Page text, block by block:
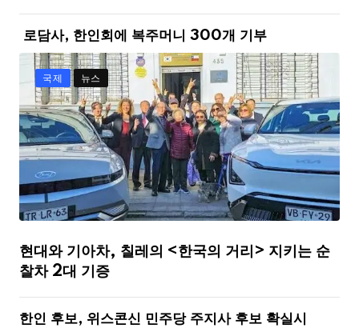
로담사, 한인회에 복주머니 300개 기부
국제 뉴스
현대와 기아차, 칠레의 <한국의 거리> 지키는 순
찰차 2대 기증
한인 후보, 위스콘신 민주당 주지사 후보 확실시